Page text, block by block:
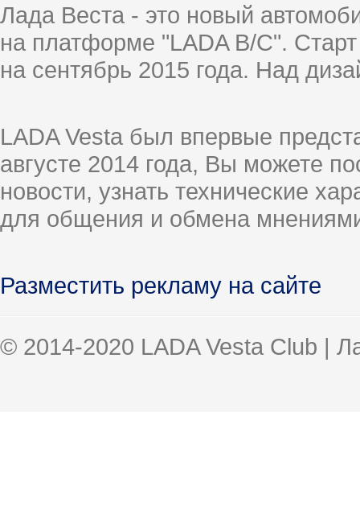
Лада Веста - это новый
на платформе "LADA B/C".
на сентябрь 2015 года. Над
LADA Vesta был впервые
августе 2014 года, Вы можете
новости, узнать технические
для общения и обмена
Разместить рекламу на сайте
© 2014-2020 LADA Vesta Club |